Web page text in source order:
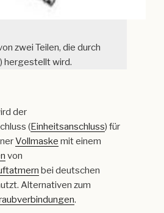
zwei Teilen, die durch
hergestellt wird.
der
(Einheitsanschluss) für
Vollmaske mit einem
von
bei deutschen
Alternativen zum
.